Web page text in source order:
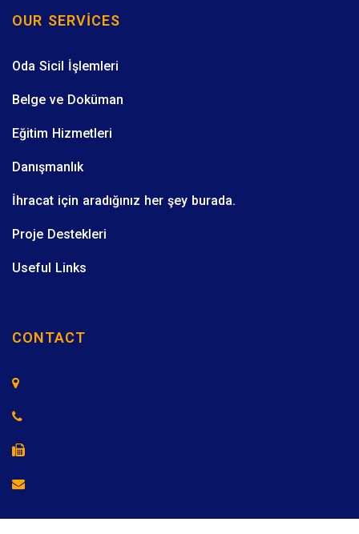
OUR SERVICES
Oda Sicil İşlemleri
Belge ve Doküman
Eğitim Hizmetleri
Danışmanlık
İhracat için aradığınız her şey burada.
Proje Destekleri
Useful Links
CONTACT